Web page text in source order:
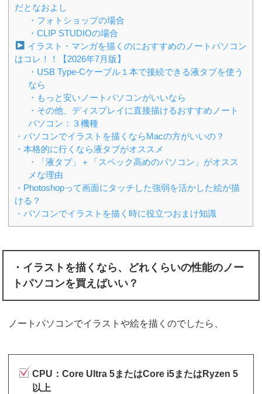
だとなおよし
・フォトショップの場合
・CLIP STUDIOの場合
イラスト・マンガを描くのにおすすめのノートパソコン
はコレ！！【2026年7月版】
・USB Type-Cケーブル１本で接続できる液タブを使う
なら
・もっと安いノートパソコンがいいなら
・その他、ディスプレイに直接描けるおすすめノート
パソコン：３機種
・パソコンでイラストを描くならMacの方がいいの？
・本格的に行くなら液タブがオススメ
・「液タブ」＋「スペック高めのパソコン」がオスス
メな理由
・Photoshopって画面にタッチした強弱を活かした絵が描
ける？
・パソコンでイラストを描く時に役立つおまけ知識
・イラストを描くなら、どれくらいの性能のノー
トパソコンを買えばいい？
ノートパソコンでイラストや絵を描くのでしたら、
CPU：Core Ultra 5またはCore i5またはRyzen 5
以上